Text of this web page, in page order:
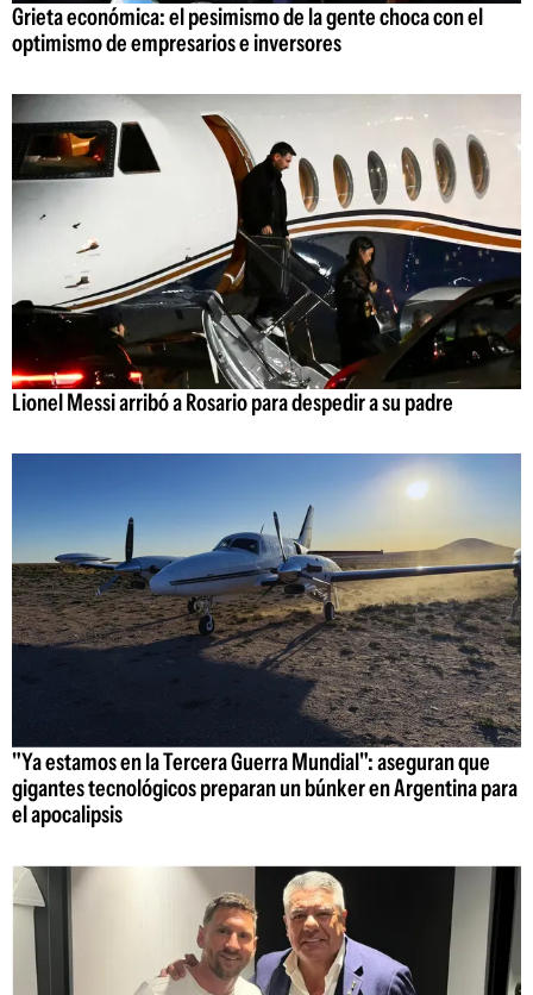
Grieta económica: el pesimismo de la gente choca con el
optimismo de empresarios e inversores
Lionel Messi arribó a Rosario para despedir a su padre
"Ya estamos en la Tercera Guerra Mundial": aseguran que
gigantes tecnológicos preparan un búnker en Argentina para
el apocalipsis